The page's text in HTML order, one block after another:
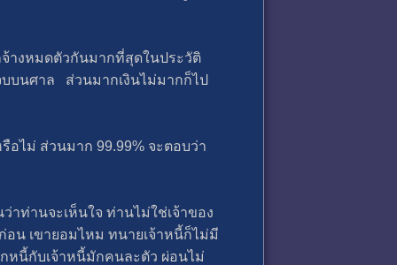
จ้างหมดตัวกันมากที่สุดในประวัติ
บบนศาล ส่วนมากเงินไม่มากก็ไป
ไม่ ส่วนมาก 99.99% จะตอบว่า
ท่านจะเห็นใจ ท่านไม่ใช่เจ้าของ
อน เขายอมไหม ทนายเจ้าหนี้ก็ไม่มี
หนี้กับเจ้าหนี้มักคนละตัว ผ่อนไม่